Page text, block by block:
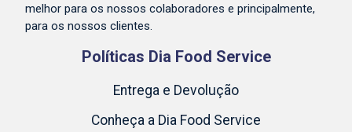
melhor para os nossos colaboradores e principalmente,
para os nossos clientes.
Políticas Dia Food Service
Entrega e Devolução
Conheça a Dia Food Service